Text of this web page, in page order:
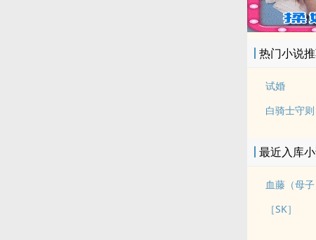
热门小说
试婚
白骑士守则
最近入库
血藤（母子
［SK］